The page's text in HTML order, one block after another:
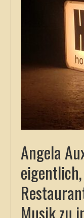
Angela
Musik zu